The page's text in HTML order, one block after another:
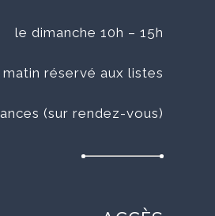
le dimanche 10h – 15h
réservé aux listes
(sur rendez-vous)